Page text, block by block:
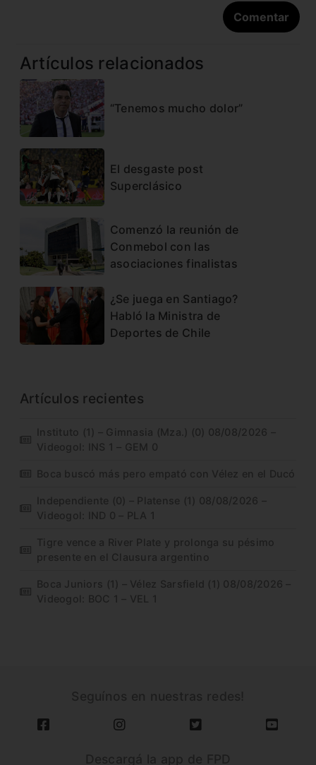
Artículos relacionados
“Tenemos mucho dolor”
El desgaste post
Superclásico
Comenzó la reunión de
Conmebol con las
asociaciones finalistas
¿Se juega en Santiago?
Habló la Ministra de
Deportes de Chile
Artículos recientes
Instituto (1) – Gimnasia (Mza.) (0) 08/08/2026 –
Videogol: INS 1 – GEM 0
Boca buscó más pero empató con Vélez en el Ducó
Independiente (0) – Platense (1) 08/08/2026 –
Videogol: IND 0 – PLA 1
Tigre vence a River Plate y prolonga su pésimo
presente en el Clausura argentino
Boca Juniors (1) – Vélez Sarsfield (1) 08/08/2026 –
Videogol: BOC 1 – VEL 1